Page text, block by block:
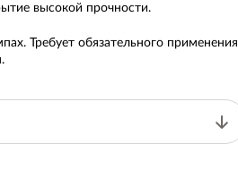
высокой прочности.
Требует обязательного применения